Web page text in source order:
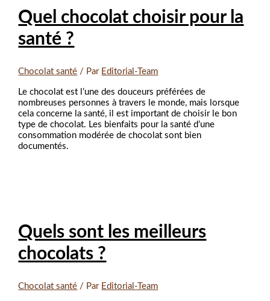
Quel chocolat choisir pour la
santé ?
Chocolat santé / Par Editorial-Team
Le chocolat est l’une des douceurs préférées de
nombreuses personnes à travers le monde, mais lorsque
cela concerne la santé, il est important de choisir le bon
type de chocolat. Les bienfaits pour la santé d’une
consommation modérée de chocolat sont bien
documentés.
Quels sont les meilleurs
chocolats ?
Chocolat santé / Par Editorial-Team